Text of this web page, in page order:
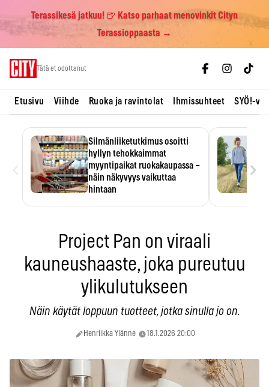
Terassikesä jatkuu! 🍺 Katso parhaat menovinkit Cityn
Terassioppaasta →
Tätä et odottanut
Etusivu Viihde Ruoka ja ravintolat Ihmissuhteet SYÖ!-
Silmänliiketutkimus osoitti
hyllyn tehokkaimmat
myyntipaikat ruokakaupassa –
näin näkyvyys vaikuttaa
hintaan
›
Project Pan on viraali
kauneushaaste, joka pureutuu
ylikulutukseen
Näin käytät loppuun tuotteet, jotka sinulla jo on.
Henriikka Ylänne 18.1.2026 20:00